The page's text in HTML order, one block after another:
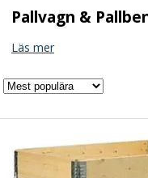
Pallvagn &
Läs mer
Order
by